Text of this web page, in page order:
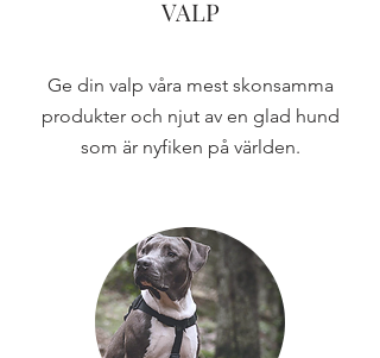
VALP
Ge din valp våra mest skonsamma
produkter och njut av en glad hund
som är nyfiken på världen.